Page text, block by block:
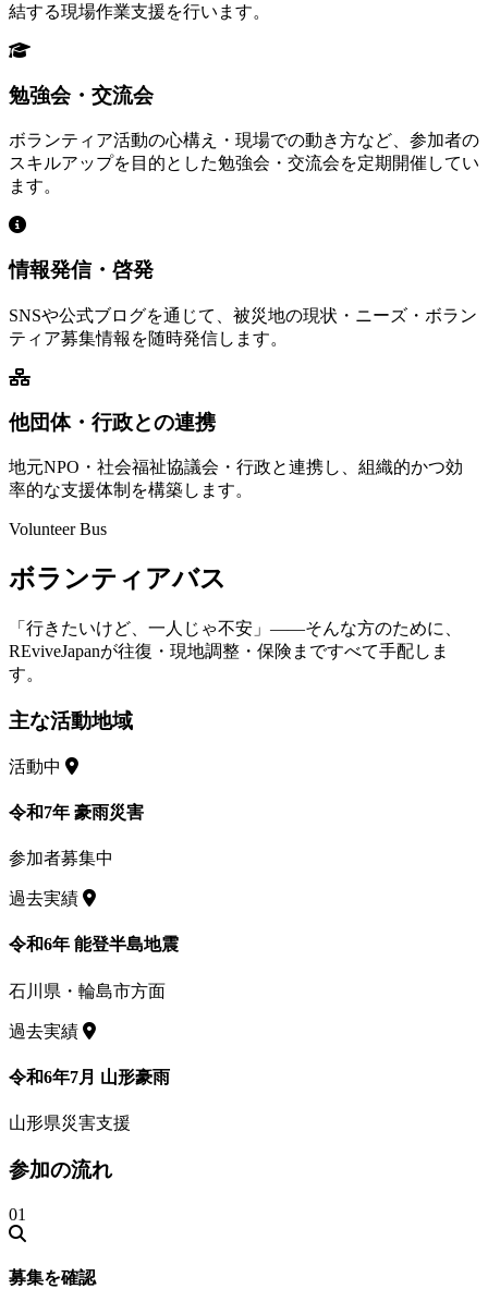
結する現場作業支援を行います。
勉強会・交流会
ボランティア活動の心構え・現場での動き方など、参加者の
スキルアップを目的とした勉強会・交流会を定期開催してい
ます。
情報発信・啓発
SNSや公式ブログを通じて、被災地の現状・ニーズ・ボラン
ティア募集情報を随時発信します。
他団体・行政との連携
地元NPO・社会福祉協議会・行政と連携し、組織的かつ効
率的な支援体制を構築します。
Volunteer Bus
ボランティアバス
「行きたいけど、一人じゃ不安」——そんな方のために、
REviveJapanが往復・現地調整・保険まですべて手配しま
す。
主な活動地域
活動中
令和7年 豪雨災害
参加者募集中
過去実績
令和6年 能登半島地震
石川県・輪島市方面
過去実績
令和6年7月 山形豪雨
山形県災害支援
参加の流れ
01
募集を確認